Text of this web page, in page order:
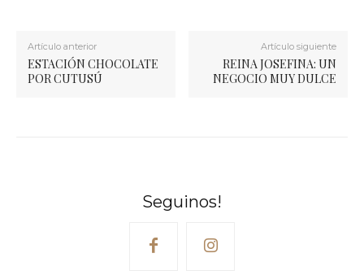
Artículo anterior
ESTACIÓN CHOCOLATE
POR CUTUSÚ
Artículo siguiente
REINA JOSEFINA: UN
NEGOCIO MUY DULCE
Seguinos!